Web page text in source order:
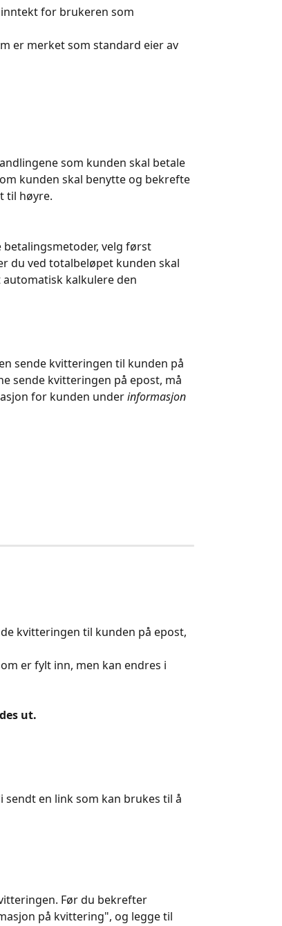
for brukeren som
er merket som standard eier av
som kunden skal betale
kunden skal benytte og bekrefte
til høyre.
betalingsmetoder, velg først
du ved totalbeløpet kunden skal
kalkulere den
sende kvitteringen på epost, må
for kunden under informasjon
kvitteringen til kunden på epost,
er fylt inn, men kan endres i
ut.
sendt en link som kan brukes til å
Før du bekrefter
på kvittering", og legge til